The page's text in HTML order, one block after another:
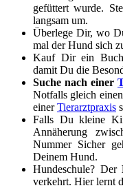
gefüttert wurde.
langsam um.
Überlege Dir, wo
mal der Hund sich
Kauf Dir ein
damit Du die
Suche nach einer
Notfalls gleich
einerTierarztpraxis
Falls Du kleine
Annäherung
Nummer Sicher
Deinem Hund.
Hundeschule? Der
verkehrt. Hier lernt